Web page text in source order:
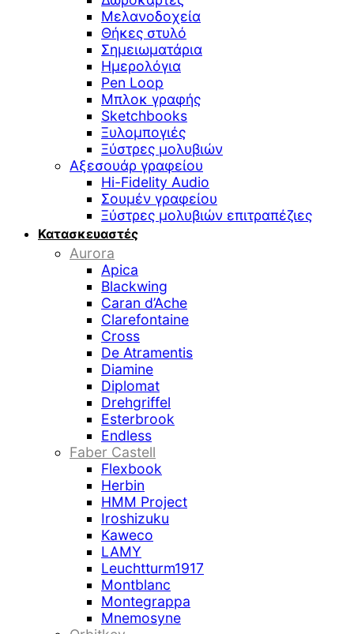
Μελανοδοχεία
Θήκες στυλό
Σημειωματάρια
Ημερολόγια
Pen Loop
Μπλοκ γραφής
Sketchbooks
Ξυλομπογιές
Ξύστρες μολυβιών
Αξεσουάρ γραφείου
Hi-Fidelity Audio
Σουμέν γραφείου
Ξύστρες μολυβιών επιτραπέζιες
Κατασκευαστές
Aurora
Apica
Blackwing
Caran d’Ache
Clarefontaine
Cross
De Atramentis
Diamine
Diplomat
Drehgriffel
Esterbrook
Endless
Faber Castell
Flexbook
Herbin
HMM Project
Iroshizuku
Kaweco
LAMY
Leuchtturm1917
Montblanc
Montegrappa
Mnemosyne